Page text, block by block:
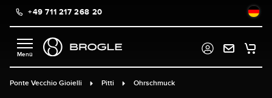
springen
+49 711 217 268 20
Ponte Vecchio Gioielli Pitti Ohrschmuck